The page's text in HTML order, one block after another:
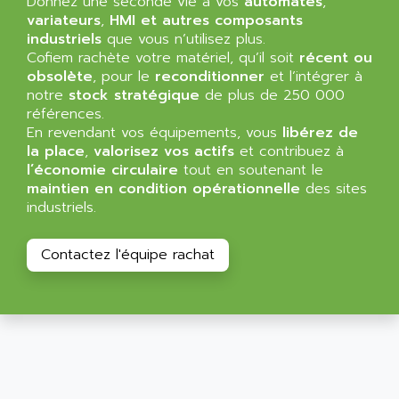
SIMATIC MP
MINI MAESTRO
NT3
CYBER 4000
RPX30
SINUMERIK 820/
LOGO
SIMATIC MULTIPANEL
CL200
DIGIVEX
PWE
SIMOVERT MASTERDRIVES
ALLEGRO MICROSYSTEMS
ALLEN
ALLEN BRADLEY
ALLEN CODIERGERATE GMBH
ALLEN CODING SYSTEMS
ALLEN SYSTEMS
ALLIANCE INSTRUMENTS
ALLIANCE MEMORY
ALLIED TELESYN
ALLIED VISION
variateurs, HMI et autres composants
industriels que vous n’utilisez plus.
Cofiem rachète votre matériel, qu’il soit récent ou
obsolète, pour le reconditionner et l’intégrer à
notre stock stratégique de plus de 250 000
références.
En revendant vos équipements, vous libérez de
la place, valorisez vos actifs et contribuez à
l’économie circulaire tout en soutenant le
maintien en condition opérationnelle des sites
industriels.
Contactez l'équipe rachat